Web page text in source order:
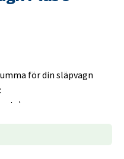
för din släpvagn